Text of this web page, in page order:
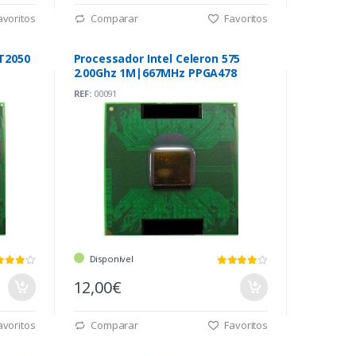
Comparar Favoritos
Processador Intel Celeron 575
2.00Ghz 1M|667MHz PPGA478
REF:00091
Disponível
12,00€
Comparar Favoritos